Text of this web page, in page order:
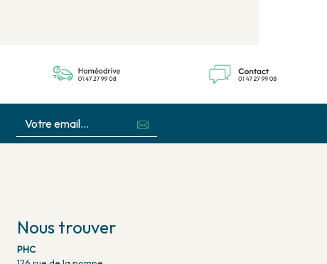
Nous trouver
PHC